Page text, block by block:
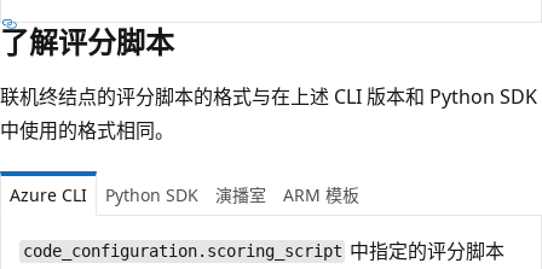
了解评分脚本
联机终结点的评分脚本的格式与在上述 CLI 版本和 Python SDK
中使用的格式相同。
Azure CLI Python SDK 演播室 ARM 模板
code_configuration.scoring_script 中指定的评分脚本